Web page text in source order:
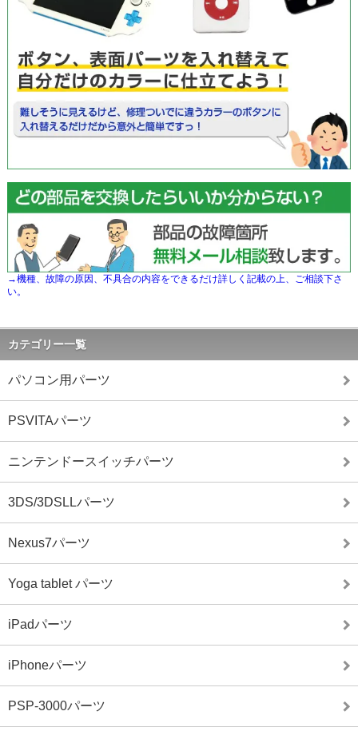
→機種、故障の原因、不具合の内容をできるだけ詳しく記載の上、ご相談下さ
い。
カテゴリー一覧
パソコン用パーツ
PSVITAパーツ
ニンテンドースイッチパーツ
3DS/3DSLLパーツ
Nexus7パーツ
Yoga tablet パーツ
iPadパーツ
iPhoneパーツ
PSP-3000パーツ